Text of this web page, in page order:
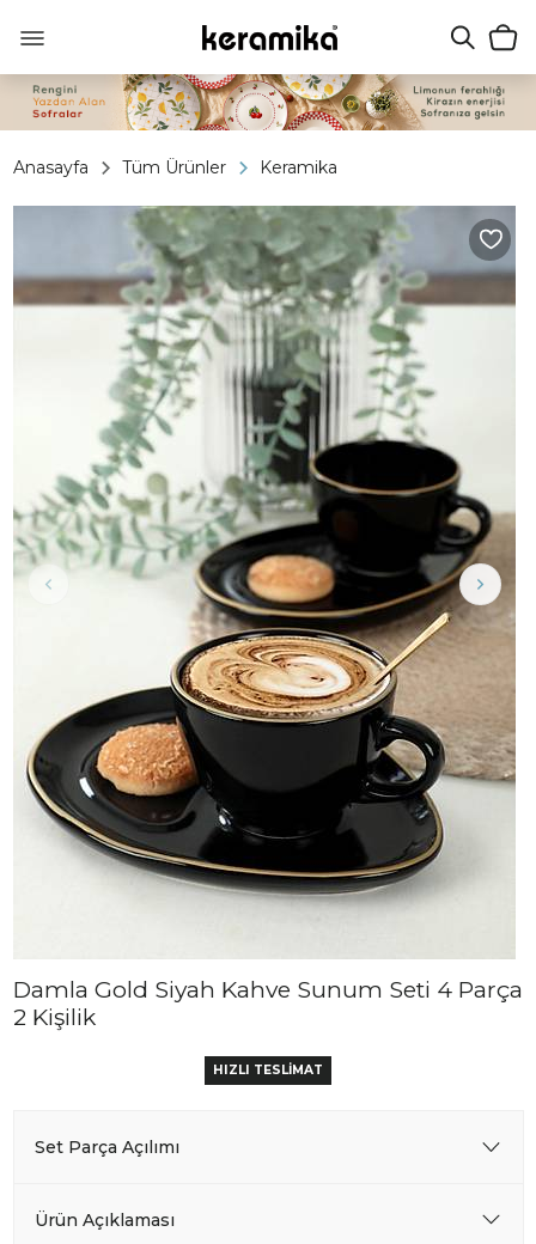
Anasayfa Tüm Ürünler Keramika
Damla Gold Siyah Kahve Sunum Seti 4 Parça
2 Kişilik
HIZLI TESLİMAT
Set Parça Açılımı
Ürün Açıklaması